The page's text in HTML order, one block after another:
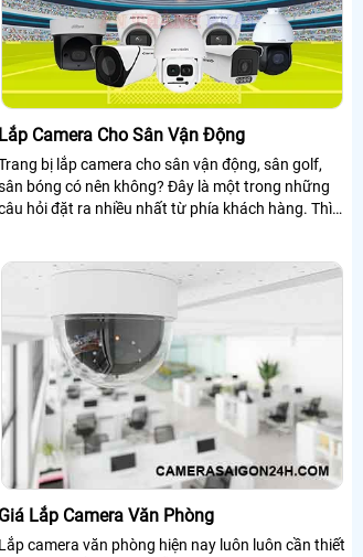
Lắp Camera Cho Sân Vận Động
bị lắp camera cho sân vận động, sân golf,
bóng có nên không? Đây là một trong những
hỏi đặt ra nhiều nhất từ phía khách hàng. Thì
Giá Lắp Camera Văn Phòng
Lắp camera văn phòng hiện nay luôn luôn cần thiết